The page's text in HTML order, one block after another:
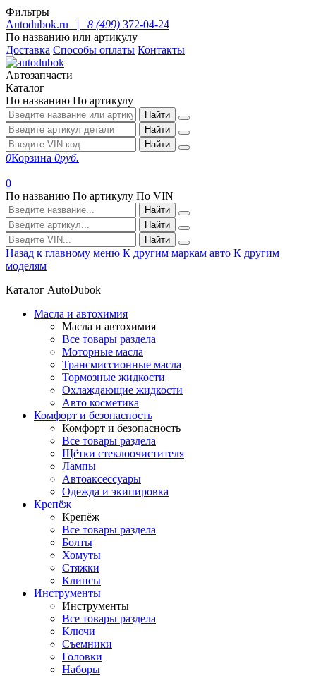
Фильтры
Autodubok.ru |
8 (499) 372-04-24
По названию или артикулу
Доставка Способы оплаты Контакты
Автозапчасти
Каталог
По названию По артикулу
Найти
Найти
Найти
0Корзина 0руб.
0
По названию По артикулу По VIN
Найти
Найти
Найти
Назад к главному меню К другим маркам авто К другим
моделям
Каталог AutoDubok
Масла и автохимия
Масла и автохимия
Все товары раздела
Моторные масла
Трансмиссионные масла
Тормозные жидкости
Охлаждающие жидкости
Авто косметика
Комфорт и безопасность
Комфорт и безопасность
Все товары раздела
Щётки стеклоочистителя
Лампы
Автоаксессуары
Одежда и экипировка
Крепёж
Крепёж
Все товары раздела
Болты
Хомуты
Стяжки
Клипсы
Инструменты
Инструменты
Все товары раздела
Ключи
Съемники
Головки
Наборы